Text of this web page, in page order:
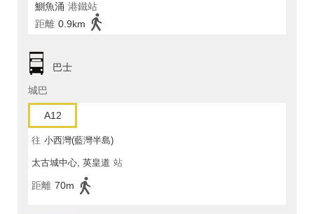
鰂魚涌 港鐵站
距離 0.9km
巴士
城巴
A12
往 小西灣(藍灣半島)
太古城中心, 英皇道 站
距離 70m